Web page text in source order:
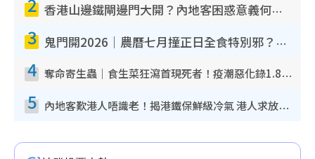
香港山邊鐵閘邊門大開？內地客困惑意義何在！網民神回覆：呢種叫法理性防禦
3 鬼門開2026｜農曆七月撞正日全食特別邪？專家警告切忌做一事！揭4大禁忌+2招保平安
4 奪命寄生蟲｜食生菜狂瀉首現死者！疫潮惡化錄1.8萬宗病例 揭洗菜3大謬誤
5 內地客歎港人唔識老！揭港鐵保鮮級冷氣 港人求放過：咪投訴